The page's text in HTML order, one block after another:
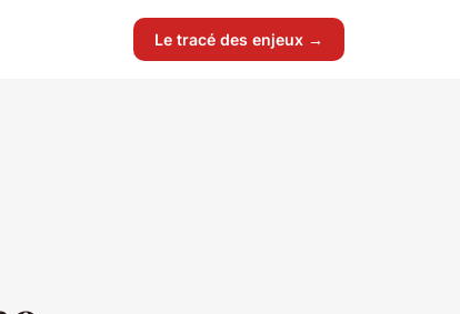
Le tracé des enjeux →